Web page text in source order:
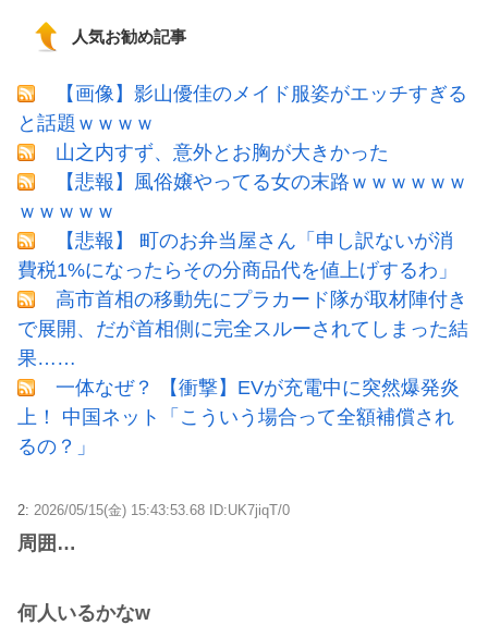
人気お勧め記事
【画像】影山優佳のメイド服姿がエッチすぎる
と話題ｗｗｗｗ
山之内すず、意外とお胸が大きかった
【悲報】風俗嬢やってる女の末路ｗｗｗｗｗｗ
ｗｗｗｗｗ
【悲報】 町のお弁当屋さん「申し訳ないが消
費税1%になったらその分商品代を値上げするわ」
高市首相の移動先にプラカード隊が取材陣付き
で展開、だが首相側に完全スルーされてしまった結
果……
一体なぜ？ 【衝撃】EVが充電中に突然爆発炎
上！ 中国ネット「こういう場合って全額補償され
るの？」
2: 2026/05/15(金) 15:43:53.68 ID:UK7jiqT/0
周囲…
何人いるかなw